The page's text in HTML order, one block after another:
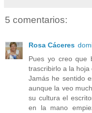
5 comentarios:
Rosa Cáceres
Pues yo creo que
trascribirlo a la hoja
Jamás he sentido
aunque la veo
su cultura el
en la mano